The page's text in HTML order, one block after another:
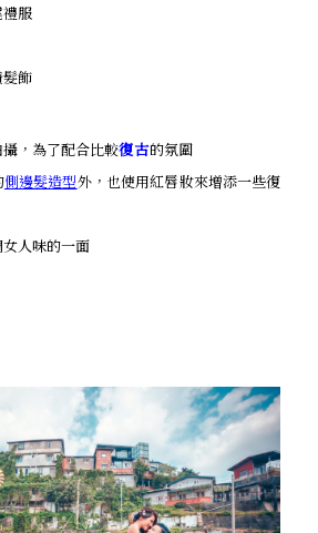
服
飾
，為了配合比較復古的氛圍
側邊髮造型外，也使用紅唇妝來增添一些復
人味的一面